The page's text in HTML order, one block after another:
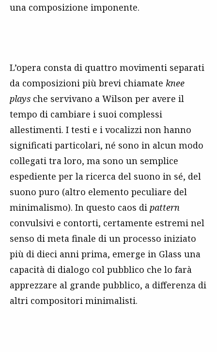
una composizione imponente.
L’opera consta di quattro movimenti separati
da composizioni più brevi chiamate knee
plays che servivano a Wilson per avere il
tempo di cambiare i suoi complessi
allestimenti. I testi e i vocalizzi non hanno
significati particolari, né sono in alcun modo
collegati tra loro, ma sono un semplice
espediente per la ricerca del suono in sé, del
suono puro (altro elemento peculiare del
minimalismo). In questo caos di pattern
convulsivi e contorti, certamente estremi nel
senso di meta finale di un processo iniziato
più di dieci anni prima, emerge in Glass una
capacità di dialogo col pubblico che lo farà
apprezzare al grande pubblico, a differenza di
altri compositori minimalisti.